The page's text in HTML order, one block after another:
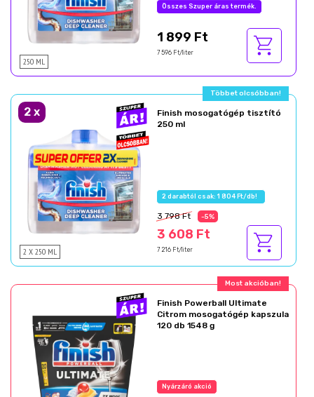
250 ML
Összes Szuper áras termék.
1 899 Ft
7 596 Ft/liter
Többet olcsóbban!
2 x
2 X 250 ML
Finish mosogatógép tisztító
250 ml
2 darabtól csak: 1 804 Ft/db!
3 798 Ft -5%
3 608 Ft
7 216 Ft/liter
Most akcióban!
Finish Powerball Ultimate
Citrom mosogatógép kapszula
120 db 1548 g
Nyárzáró akció